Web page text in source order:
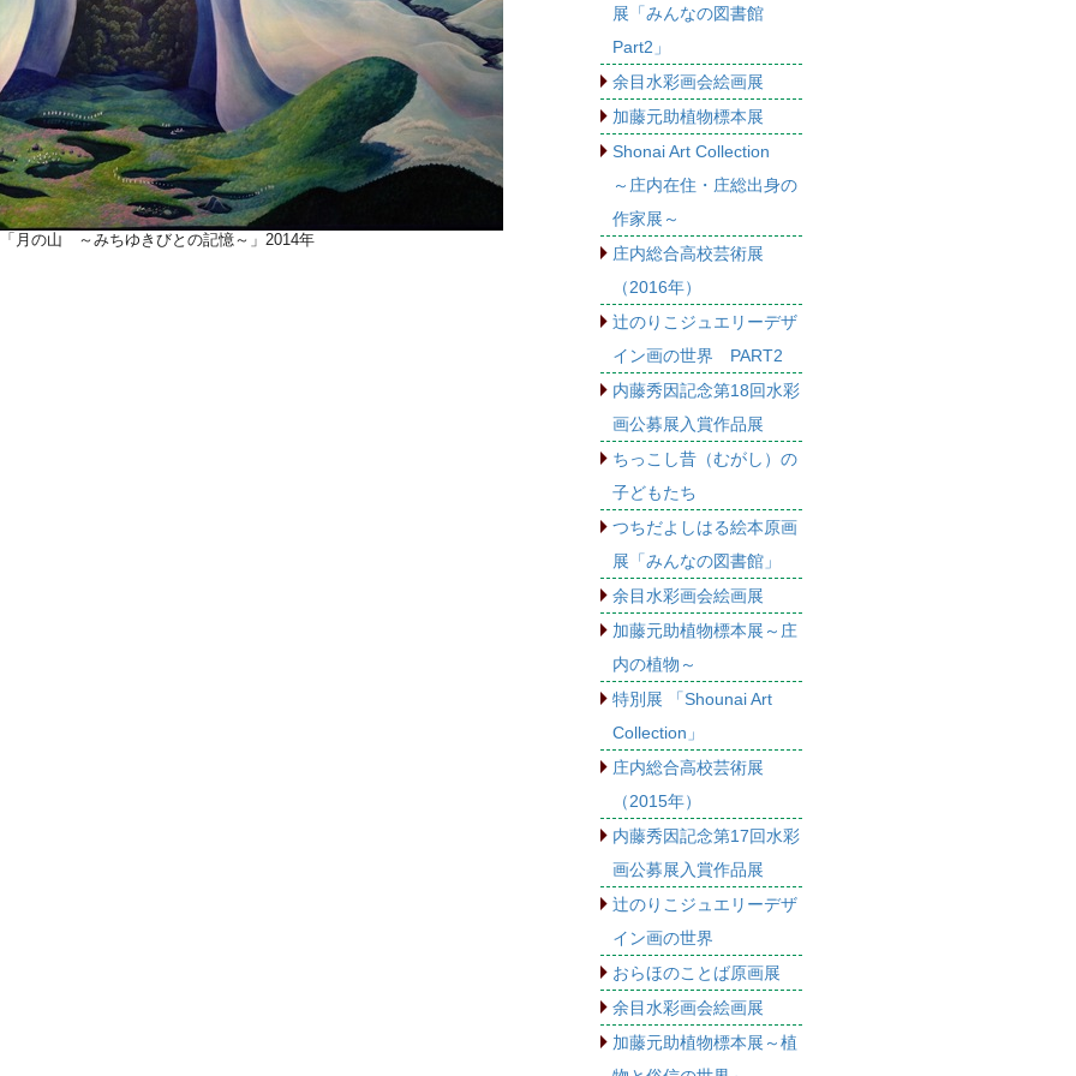
月の山 ～みちゆきびとの記憶～」2014年
展「みんなの図書館
Part2」
余目水彩画会絵画展
加藤元助植物標本展
Shonai Art Collection
～庄内在住・庄総出身の
作家展～
庄内総合高校芸術展
（2016年）
辻のりこジュエリーデザ
イン画の世界 PART2
内藤秀因記念第18回水彩
画公募展入賞作品展
ちっこし昔（むがし）の
子どもたち
つちだよしはる絵本原画
展「みんなの図書館」
余目水彩画会絵画展
加藤元助植物標本展～庄
内の植物～
特別展 「Shounai Art
Collection」
庄内総合高校芸術展
（2015年）
内藤秀因記念第17回水彩
画公募展入賞作品展
辻のりこジュエリーデザ
イン画の世界
おらほのことば原画展
余目水彩画会絵画展
加藤元助植物標本展～植